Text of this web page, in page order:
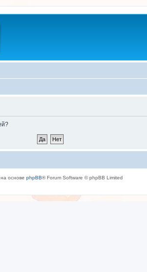
основе phpBB® Forum Software © phpBB Limited